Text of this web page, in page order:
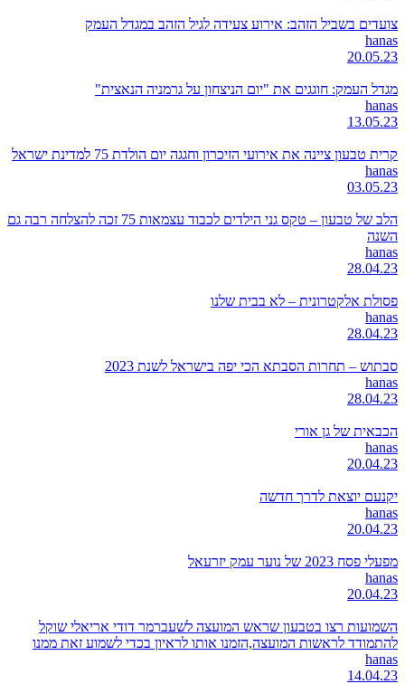
צועדים בשביל הזהב: אירוע צעידה לגיל הזהב במגדל העמק
hanas
20.05.23
מגדל העמק: חוגגים את "יום הניצחון על גרמניה הנאצית"
hanas
13.05.23
קרית טבעון ציינה את אירועי הזיכרון וחגגה יום הולדת 75 למדינת ישראל
hanas
03.05.23
הלב של טבעון – טקס גני הילדים לכבוד עצמאות 75 זכה להצלחה רבה גם
השנה
hanas
28.04.23
פסולת אלקטרונית – לא בבית שלנו
hanas
28.04.23
סבתוש – תחרות הסבתא הכי יפה בישראל לשנת 2023
hanas
28.04.23
הכבאית של גן אורי
hanas
20.04.23
יקנעם יוצאת לדרך חדשה
hanas
20.04.23
מפעלי פסח 2023 של נוער עמק יזרעאל
hanas
20.04.23
השמועות רצו בטבעון שראש המועצה לשעברמר דודי אריאלי שוקל
להתמודד לראשות המועצה,הזמנו אותו לראיון בכדי לשמוע זאת ממנו
hanas
14.04.23